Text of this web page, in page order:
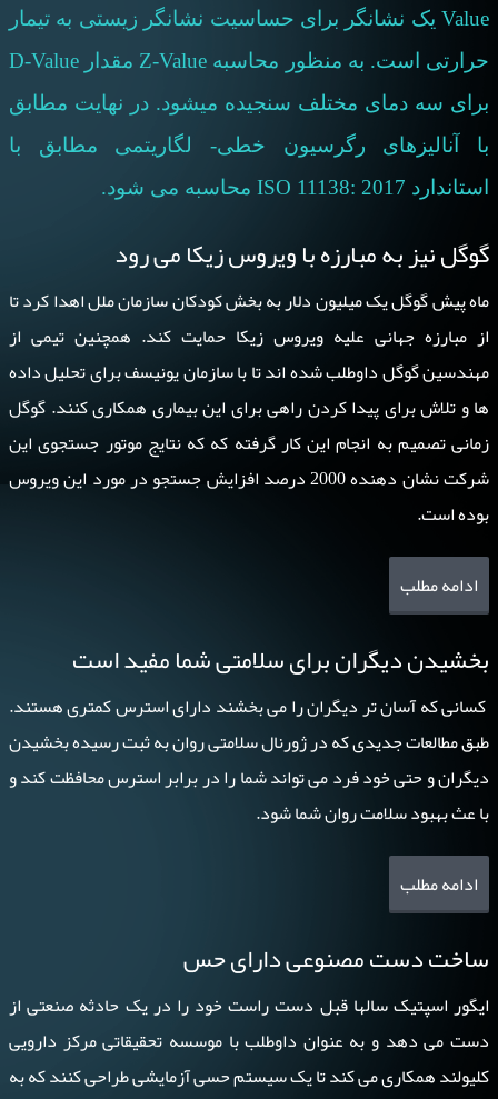
Valueیک نشانگر برای حساسیت نشانگر زیستی به تیمار
حرارتی است. به منظور محاسبه Z-Valueمقدار D-Value
برای سه دمای مختلف سنجیده میشود. در نهایت مطابق
با آنالیزهای رگرسیون خطی- لگاریتمی مطابق با
استاندارد ISO 11138: 2017محاسبه می شود.
گوگل نیز به مبارزه با ویروس زیکا می رود
ماه پیش گوگل یک میلیون دلار به بخش کودکان سازمان ملل اهدا کرد تا
از مبارزه جهانی علیه ویروس زیکا حمایت کند. همچنین تیمی از
مهندسین گوگل داوطلب شده اند تا با سازمان یونیسف برای تحلیل داده
ها و تلاش برای پیدا کردن راهی برای این بیماری همکاری کنند. گوگل
زمانی تصمیم به انجام این کار گرفته که که نتایج موتور جستجوی این
شرکت نشان دهنده 2000 درصد افزایش جستجو در مورد این ویروس
بوده است.
ادامه مطلب
بخشیدن دیگران برای سلامتی شما مفید است
کسانی که آسان تر دیگران را می بخشند دارای استرس کمتری هستند.
طبق مطالعات جدیدی که در ژورنال سلامتی روان به ثبت رسیده بخشیدن
دیگران و حتی خود فرد می تواند شما را در برابر استرس محافظت کند و
با عث بهبود سلامت روان شما شود.
ادامه مطلب
ساخت دست مصنوعی دارای حس
ایگور اسپتیک سالها قبل دست راست خود را در یک حادثه صنعتی از
دست می دهد و به عنوان داوطلب با موسسه تحقیقاتی مرکز دارویی
کلیولند همکاری می کند تا یک سیستم حسی آزمایشی طراحی کنند که به